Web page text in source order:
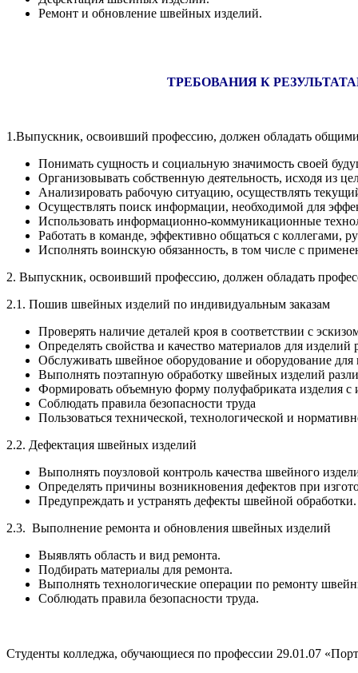
Ремонт и обновление швейных изделий.
ТРЕБОВАНИЯ К
1.Выпускник, освоивший профессию, должен обладать
Понимать сущность и социальную значимость своей
Организовывать собственную деятельность, исходя из
Анализировать рабочую ситуацию, осуществлять
Осуществлять поиск информации, необходимой для
Использовать информационно-коммуникационные
Работать в команде, эффективно общаться с коллегами,
Исполнять воинскую обязанность, в том числе с
2. Выпускник, освоивший профессию, должен обладать
2.1. Пошив швейных изделий по индивидуальным заказам
Проверять наличие деталей кроя в соответствии с
Определять свойства и качество материалов для
Обслуживать швейное оборудование и оборудование
Выполнять поэтапную обработку швейных изделий
Формировать объемную форму полуфабриката изделия с
Соблюдать правила безопасности труда
Пользоваться технической, технологической и
2.2. Дефектация швейных изделий
Выполнять поузловой контроль качества швейного
Определять причины возникновения дефектов при
Предупреждать и устранять дефекты швейной обработки.
2.3. Выполнение ремонта и обновления швейных изделий
Выявлять область и вид ремонта.
Подбирать материалы для ремонта.
Выполнять технологические операции по ремонту
Соблюдать правила безопасности труда.
Студенты колледжа, обучающиеся по профессии 29.01.07